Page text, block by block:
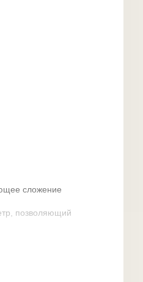
сложение
позволяющий